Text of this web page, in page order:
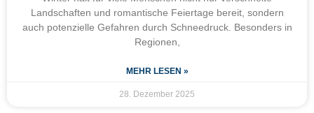
Landschaften und romantische Feiertage bereit, sondern
auch potenzielle Gefahren durch Schneedruck. Besonders in
Regionen,
MEHR LESEN »
28. Dezember 2025